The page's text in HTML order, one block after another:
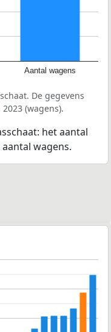
Aantal wagens
De gegevens
(wagens).
het aantal
wagens.